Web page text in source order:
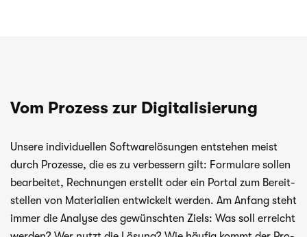
Vom Prozess zur Digitalisierung
Unsere indi­vi­du­el­len Soft­ware­lö­sun­gen ent­ste­hen meist
durch Pro­zesse, die es zu ver­bes­sern gilt: For­mu­lare sol­len
bear­bei­tet, Rech­nun­gen erstellt oder ein Por­tal zum Bereit­
stel­len von Mate­ria­lien ent­wi­ckelt wer­den. Am Anfang steht
immer die Ana­lyse des gewünsch­ten Ziels: Was soll erreicht